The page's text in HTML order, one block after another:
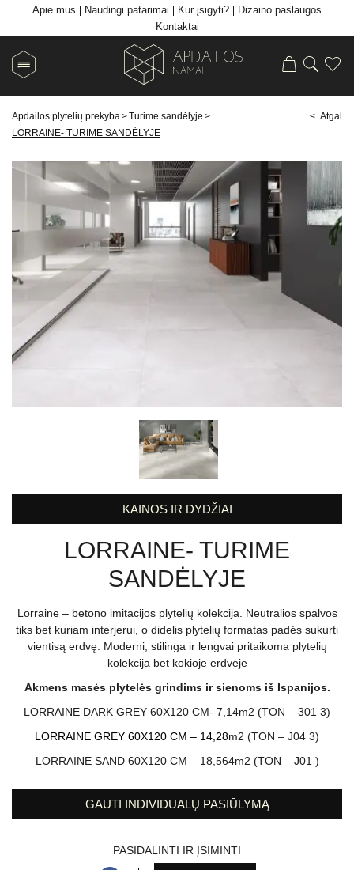
Apie mus Naudingi patarimai Kur įsigyti?
Dizaino paslaugos
Kontaktai
Apdailos plytelių prekyba >Turime sandėlyje >
LORRAINE- TURIME SANDĖLYJE
< Atgal
KAINOS IR DYDŽIAI
LORRAINE- TURIME
SANDĖLYJE
Lorraine – betono imitacijos plytelių kolekcija. Neutralios spalvos
tiks bet kuriam interjerui, o didelis plytelių formatas padės sukurti
vientisą erdvę. Moderni, stilinga ir lengvai pritaikoma plytelių
kolekcija bet kokioje erdvėje
Akmens masės plytelės grindims ir sienoms iš Ispanijos.
LORRAINE DARK GREY 60X120 CM- 7,14m2 (TON – 301 3)
LORRAINE GREY 60X120 CM – 14,28m2 (TON – J04 3)
LORRAINE SAND 60X120 CM – 18,564m2 (TON – J01 )
GAUTI INDIVIDUALŲ PASIŪLYMĄ
PASIDALINTI IR ĮSIMINTI